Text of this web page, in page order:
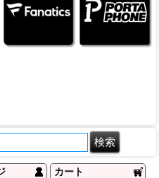
カート